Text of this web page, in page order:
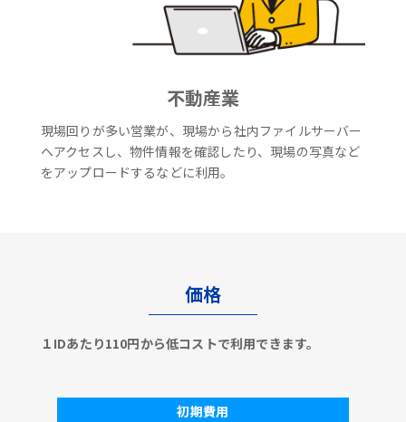
不動産業
現場回りが多い営業が、現場から社内ファイルサーバー
へアクセスし、物件情報を確認したり、現場の写真など
をアップロードするなどに利用。
価格
１IDあたり110円から低コストで利用できます。
初期費用